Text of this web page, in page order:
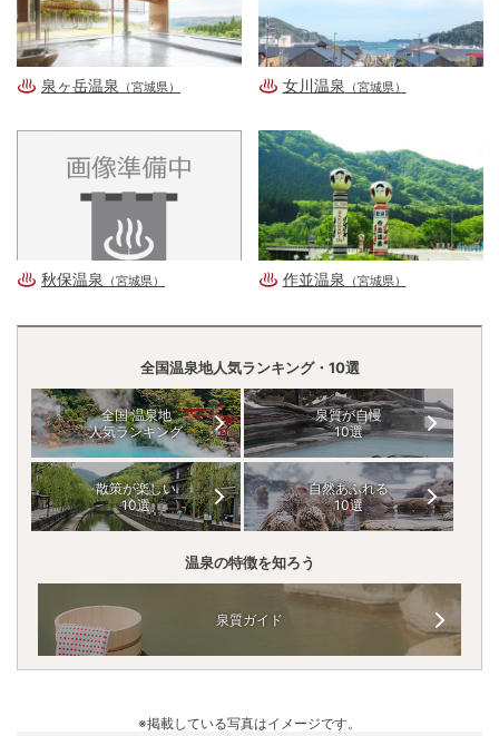
泉ヶ岳温泉 （宮城県） 女川温泉 （宮城県）
秋保温泉 （宮城県） 作並温泉 （宮城県）
全国温泉地人気ランキング・10選
全国 温泉地
人気ランキング
泉質が自慢
10選
散策が楽しい
10選
自然あふれる
10選
温泉の特徴を知ろう
泉質ガイド
※掲載している写真はイメージです。